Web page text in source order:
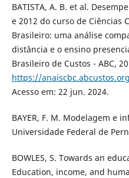
BATISTA, A. B. et al.
e 2012 do curso de Ciências
Brasileiro: uma análise
distância e o ensino
Brasileiro de Custos - ABC,
https://
Acesso em: 22 jun. 2024.
BAYER, F. M. Modelagem e
Universidade Federal de
BOWLES, S. Towards an
Education, income, and